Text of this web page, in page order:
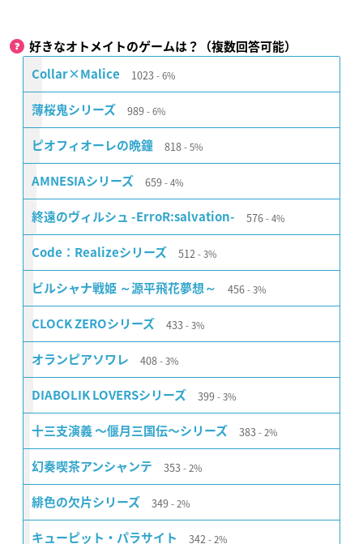
好きなオトメイトのゲームは？（複数回答可能）
Collar×Malice 1023 6%
薄桜鬼シリーズ 989 6%
ピオフィオーレの晩鐘 818 5%
AMNESIAシリーズ 659 4%
終遠のヴィルシュ -ErroR:salvation- 576 4%
Code：Realizeシリーズ 512 3%
ビルシャナ戦姫 ～源平飛花夢想～ 456 3%
CLOCK ZEROシリーズ 433 3%
オランピアソワレ 408 3%
DIABOLIK LOVERSシリーズ 399 3%
十三支演義 〜偃月三国伝〜シリーズ 383 2%
幻奏喫茶アンシャンテ 353 2%
緋色の欠片シリーズ 349 2%
キューピット・パラサイト 342 2%